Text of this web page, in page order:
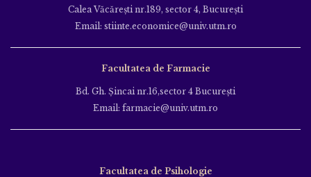
Calea Văcăreşti nr.189, sector 4, Bucureşti
Email: stiinte.economice@univ.utm.ro
Facultatea de Farmacie
Bd. Gh. Şincai nr.16,sector 4 Bucureşti
Email: farmacie@univ.utm.ro
Facultatea de Psihologie